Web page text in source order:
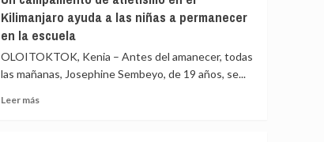
advierte
de
que
UE
será
Kilimanjaro ayuda a las niñas a permanecer
en la escuela
OLOITOKTOK, Kenia – Antes del amanecer, todas
las mañanas, Josephine Sembeyo, de 19 años, se...
Leer másLeer